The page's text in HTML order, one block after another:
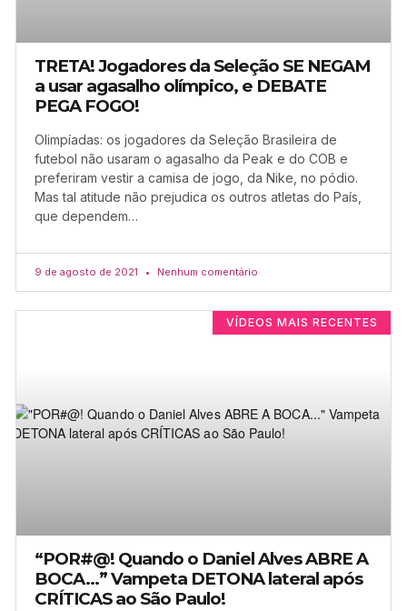
TRETA! Jogadores da Seleção SE NEGAM
a usar agasalho olímpico, e DEBATE
PEGA FOGO!
Olimpíadas: os jogadores da Seleção Brasileira de
futebol não usaram o agasalho da Peak e do COB e
preferiram vestir a camisa de jogo, da Nike, no pódio.
Mas tal atitude não prejudica os outros atletas do País,
que dependem…
9 de agosto de 2021 Nenhum comentário
VÍDEOS MAIS RECENTES
“POR#@! Quando o Daniel Alves ABRE A
BOCA…” Vampeta DETONA lateral após
CRÍTICAS ao São Paulo!